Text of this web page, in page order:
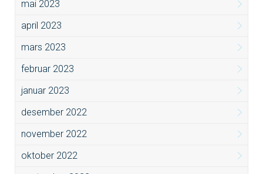
mai 2023
april 2023
mars 2023
februar 2023
januar 2023
desember 2022
november 2022
oktober 2022